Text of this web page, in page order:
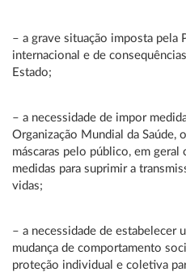
– a grave situação imposta pela
internacional e de
Estado;
– a necessidade de impor
Organização Mundial da Saúde,
máscaras pelo público, em
medidas para suprimir a
vidas;
– a necessidade de estabelecer
mudança de comportamento
proteção individual e coletiva